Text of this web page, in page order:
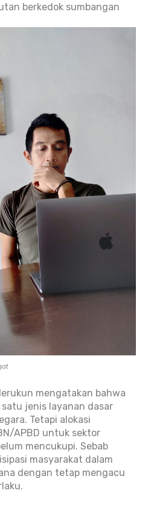
berkedok sumbangan
mengatakan bahwa
jenis layanan dasar
Tetapi alokasi
APBD untuk sektor
mencukupi. Sebab
masyarakat dalam
dengan tetap mengacu